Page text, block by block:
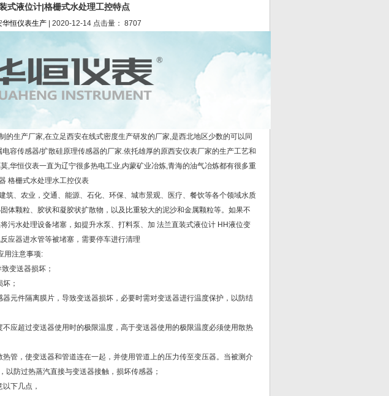
式液位计|格栅式水处理工控特点
华恒仪表生产 | 2020-12-14 点击量： 8707
的生产厂家,在立足西安在线式密度生产研发的厂家,是西北地区少数的可以同
容传感器/扩散硅原理传感器的厂家.依托雄厚的原西安仪表厂家的生产工艺和
,华恒仪表一直为辽宁很多热电工业,内蒙矿业冶炼,青海的油气冶炼都有很多重
格栅式水处理水工控仪表
筑、农业，交通、能源、石化、环保、城市景观、医疗、餐饮等各个领域水质
体颗粒、胶状和凝胶状扩散物，以及比重较大的泥沙和金属颗粒等。如果不
污水处理设备堵塞，如提升水泵、打料泵、加 法兰直装式液位计 HH液位变
应器进水管等被堵塞，需要停车进行清理
用注意事项:
变送器损坏；
；
元件隔离膜片，导致变送器损坏，必要时需对变送器进行温度保护，以防结
应超过变送器使用时的极限温度，高于变送器使用的极限温度必须使用散热
管，使变送器和管道连在一起，并使用管道上的压力传至变压器。当被测介
以防过热蒸汽直接与变送器接触，损坏传感器；
下几点，